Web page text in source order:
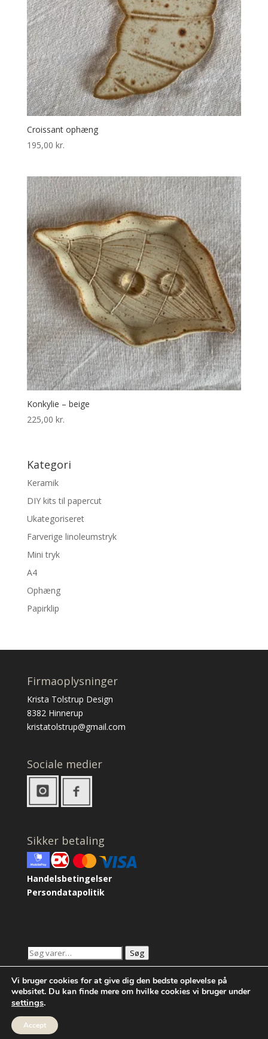
Croissant ophæng
195,00 kr.
Konkylie – beige
225,00 kr.
Kategori
Keramik
DIY kits til papercut
Ukategoriseret
Farverige linoleumstryk
Mini tryk
A4
Ophæng
Papirklip
Firmaoplysninger
Krista Tolstrup Design
8382 Hinnerup
kristatolstrup@gmail.com
Sociale medier
Sikker betaling
Handelsbetingelser
Persondatapolitik
Søg
efter:
Søg
Vi bruger cookies for at give dig den bedste oplevelse på
websitet. Du kan finde mere om hvilke cookies vi bruger under
settings.
Accept